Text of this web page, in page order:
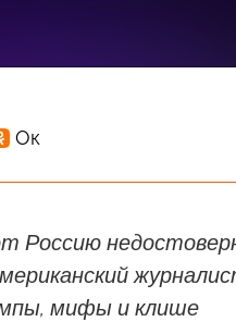
Россию
мифы и клише